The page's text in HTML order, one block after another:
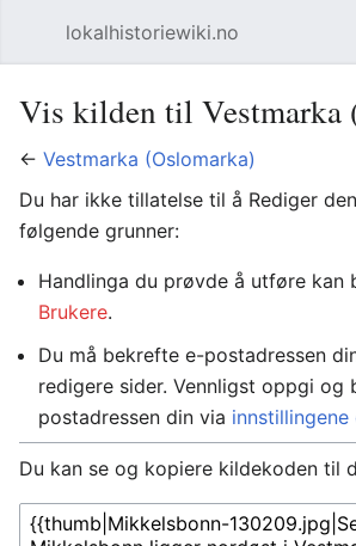
lokalhistoriewiki.no
Vis kilden til Vestmarka
← Vestmarka (Oslomarka)
Du har ikke tillatelse til å Rediger
følgende grunner:
Handlinga du prøvde å utføre kan
Brukere.
Du må bekrefte e-postadressen
redigere sider. Vennligst oppgi og
postadressen din via innstillingene
Du kan se og kopiere kildekoden til